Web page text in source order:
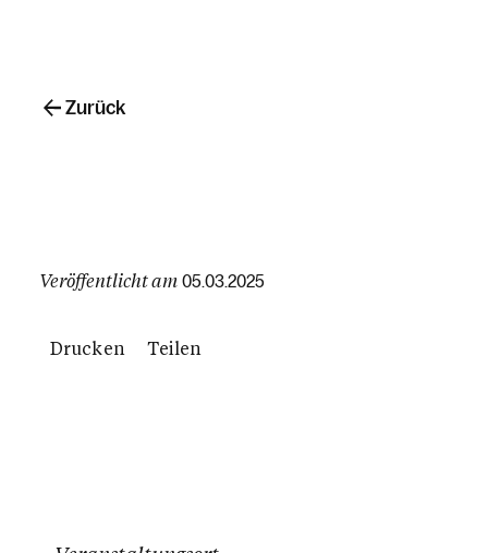
Veröffentlicht am 05.03.2025
Drucken Teilen
Zurück